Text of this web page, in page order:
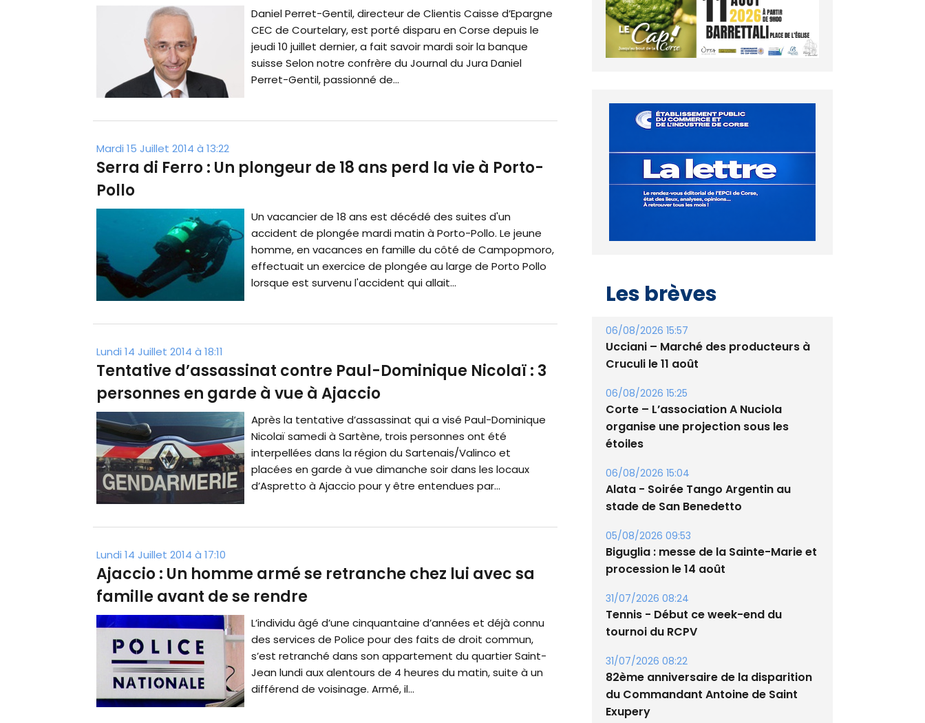
Daniel Perret-Gentil, directeur de Clientis Caisse d’Epargne
CEC de Courtelary, est porté disparu en Corse depuis le
jeudi 10 juillet dernier, a fait savoir mardi soir la banque
suisse Selon notre confrère du Journal du Jura Daniel
Perret-Gentil, passionné de...
Mardi 15 Juillet 2014 à 13:22
Serra di Ferro : Un plongeur de 18 ans perd la vie à Porto-
Pollo
Un vacancier de 18 ans est décédé des suites d'un
accident de plongée mardi matin à Porto-Pollo. Le jeune
homme, en vacances en famille du côté de Campopmoro,
effectuait un exercice de plongée au large de Porto Pollo
lorsque est survenu l'accident qui allait...
Lundi 14 Juillet 2014 à 18:11
Tentative d’assassinat contre Paul-Dominique Nicolaï : 3
personnes en garde à vue à Ajaccio
Après la tentative d’assassinat qui a visé Paul-Dominique
Nicolaï samedi à Sartène, trois personnes ont été
interpellées dans la région du Sartenais/Valinco et
placées en garde à vue dimanche soir dans les locaux
d’Aspretto à Ajaccio pour y être entendues par...
Lundi 14 Juillet 2014 à 17:10
Ajaccio : Un homme armé se retranche chez lui avec sa
famille avant de se rendre
L’individu âgé d’une cinquantaine d’années et déjà connu
des services de Police pour des faits de droit commun,
s’est retranché dans son appartement du quartier Saint-
Jean lundi aux alentours de 4 heures du matin, suite à un
différend de voisinage. Armé, il...
Les brèves
06/08/2026 15:57
Ucciani – Marché des producteurs à
Cruculi le 11 août
06/08/2026 15:25
Corte – L’association A Nuciola
organise une projection sous les
étoiles
06/08/2026 15:04
Alata - Soirée Tango Argentin au
stade de San Benedetto
05/08/2026 09:53
Biguglia : messe de la Sainte-Marie et
procession le 14 août
31/07/2026 08:24
Tennis - Début ce week-end du
tournoi du RCPV
31/07/2026 08:22
82ème anniversaire de la disparition
du Commandant Antoine de Saint
Exupery